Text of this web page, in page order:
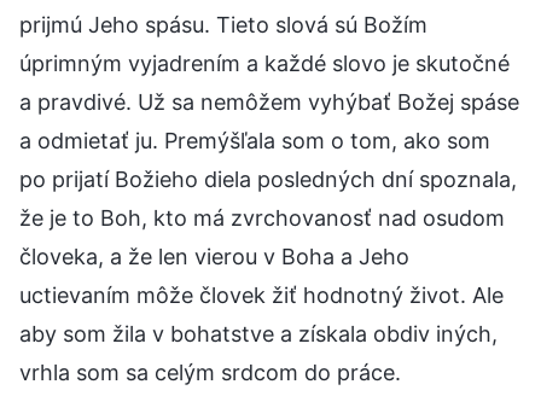
prijmú Jeho spásu. Tieto slová sú Božím
úprimným vyjadrením a každé slovo je skutočné
a pravdivé. Už sa nemôžem vyhýbať Božej spáse
a odmietať ju. Premýšľala som o tom, ako som
po prijatí Božieho diela posledných dní spoznala,
že je to Boh, kto má zvrchovanosť nad osudom
človeka, a že len vierou v Boha a Jeho
uctievaním môže človek žiť hodnotný život. Ale
aby som žila v bohatstve a získala obdiv iných,
vrhla som sa celým srdcom do práce.